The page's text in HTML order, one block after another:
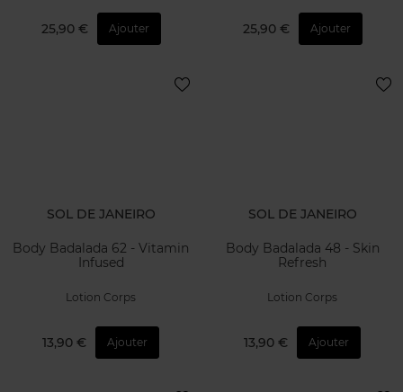
25,90 € Ajouter 25,90 € Ajouter
SOL DE JANEIRO
Body Badalada 62 - Vitamin
Infused
Lotion Corps
13,90 € Ajouter
SOL DE JANEIRO
Body Badalada 48 - Skin
Refresh
Lotion Corps
13,90 € Ajouter